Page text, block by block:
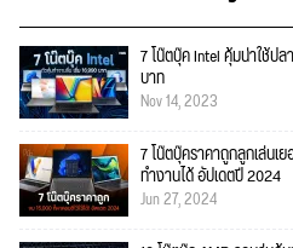
7 โน๊ตบุ๊ค Intel คุ้มน่าใช้ป
บาท
Nov 14, 2023
7 โน๊ตบุ๊คราคาถูกลูกเล่นเ
ทำงานได้ อัปเดตปี 2024
Jun 27, 2024